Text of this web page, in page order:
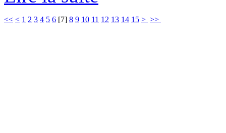
<< < 1 2 3 4 5 6 [7] 8 9 10 11 12 13 14 15 > >>